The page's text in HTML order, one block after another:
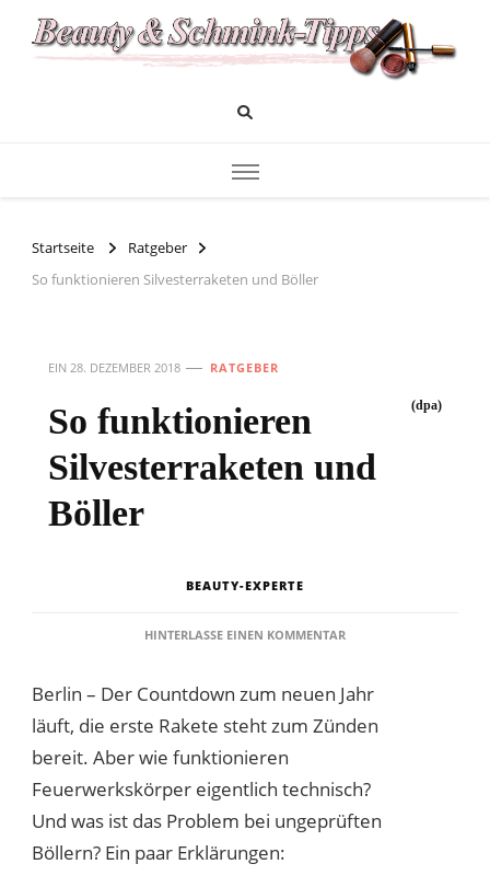
Beauty und Schminktipps
Startseite
Ratgeber
So funktionieren Silvesterraketen und Böller
EIN 28. DEZEMBER 2018 RATGEBER
So funktionieren
Silvesterraketen und
Böller
(dpa)
BEAUTY-EXPERTE
HINTERLASSE EINEN KOMMENTARZU
SILVESTERRAKETEN
UND
BÖLLER
Berlin – Der Countdown zum neuen Jahr
läuft, die erste Rakete steht zum Zünden
bereit. Aber wie funktionieren
Feuerwerkskörper eigentlich technisch?
Und was ist das Problem bei ungeprüften
Böllern? Ein paar Erklärungen: